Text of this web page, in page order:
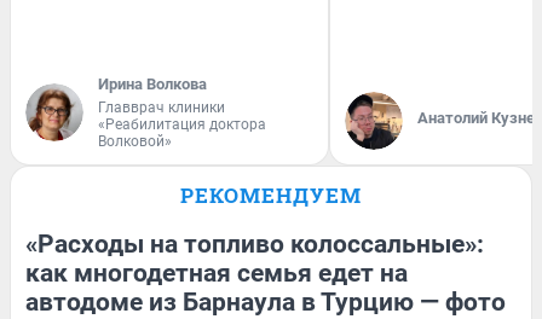
Ирина Волкова
Главврач клиники
«Реабилитация доктора
Волковой»
Анатолий
РЕКОМЕНДУЕМ
«Расходы на топливо колоссальные»:
как многодетная семья едет на
автодоме из Барнаула в Турцию — фото